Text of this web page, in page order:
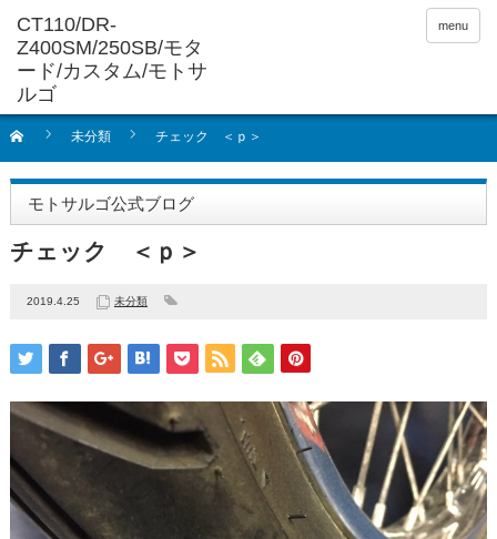
menu
未分類 チェック ＜ｐ＞
モトサルゴ公式ブログ
チェック ＜ｐ＞
2019.4.25 未分類